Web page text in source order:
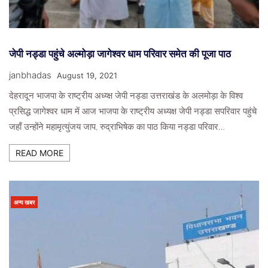
जेपी नड्डा पहुंचे अल्मोड़ा जागेश्वर धाम परिवार समेत की पूजा पाठ
janbhadas August 19, 2021
देहरादून भाजपा के राष्ट्रीय अध्य्क्ष जेपी नड्डा उत्तराखंड के अलमोड़ा के विश्व
प्रसिद्ध जागेश्वर धाम में आज भाजपा के राष्ट्रीय अध्यक्ष जेपी नड्डा सपरिवार पहुंचे
जहाँ उन्होंने महामृत्युंजय जाप, रुद्राभिषेक का पाठ किया नड्डा परिवार…
READ MORE
अन्य खबर